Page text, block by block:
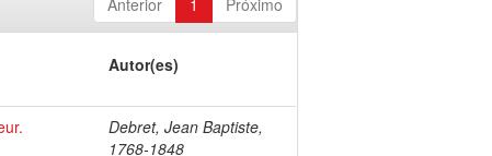
Anterior 1 Próximo
Autor(es)
Debret, Jean Baptiste,
1768-1848